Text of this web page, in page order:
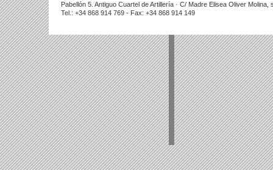
Pabellón 5. Antiguo Cuartel de Artillería · C/ Madre Elisea Oliver
Tel.: +34 868 914 769 - Fax: +34 868 914 149